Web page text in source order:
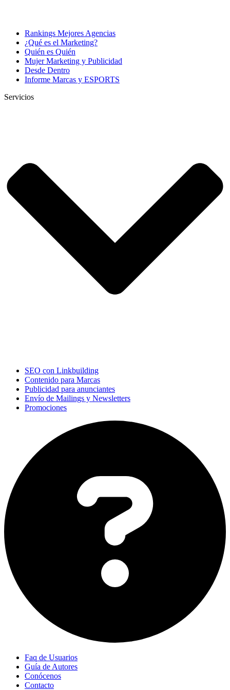
Rankings Mejores Agencias
¿Qué es el Marketing?
Quién es Quién
Mujer Marketing y Publicidad
Desde Dentro
Informe Marcas y ESPORTS
Servicios
SEO con Linkbuilding
Contenido para Marcas
Publicidad para anunciantes
Envío de Mailings y Newsletters
Promociones
Faq de Usuarios
Guía de Autores
Conócenos
Contacto